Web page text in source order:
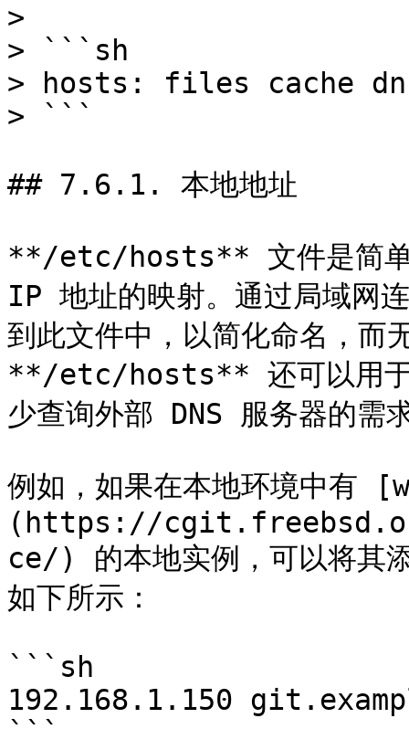
>
> ```sh
> hosts: files cache
> ```
## 7.6.1. 本地地址
**/etc/hosts** 文件是简单
IP 地址的映射。通过局域网
到此文件中，以简化命名，而
**/etc/hosts** 还可以用于
少查询外部 DNS 服务器的需
例如，如果在本地环境中
(https://
ce/) 的本地实例，可以将
如下所示：
```sh
192.168.1.150
```